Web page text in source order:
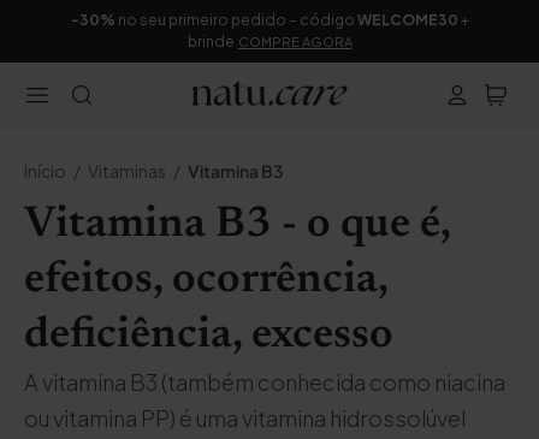
-30% no seu primeiro pedido – código WELCOME30 +
brinde COMPRE AGORA
Início Vitaminas Vitamina B3
Vitamina B3 - o que é,
efeitos, ocorrência,
deficiência, excesso
A vitamina B3 (também conhecida como niacina
ou vitamina PP) é uma vitamina hidrossolúvel